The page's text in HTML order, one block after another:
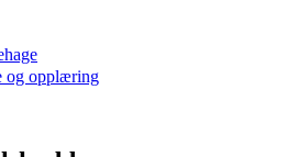
og opplæring